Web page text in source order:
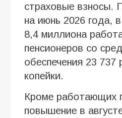
страховые
на июнь 2026 года,
8,4 миллиона
пенсионеров со
обеспечения 23 737
копейки.
Кроме работающих
повышение в